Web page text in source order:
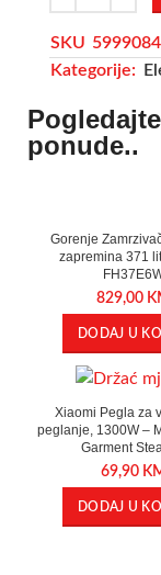
SKU
Kategorije:
ponude..
Gorenje
zapremina 371
829,00
DODAJ U
Xiaomi Pegla za
peglanje, 1300W –
Garment
69,90
DODAJ U